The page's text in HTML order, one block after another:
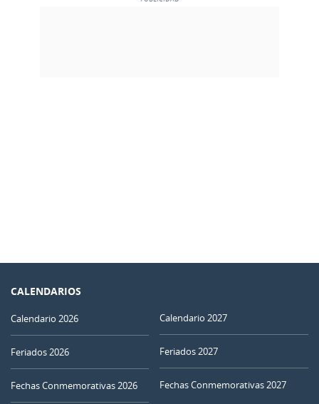
CALENDARIOS
Calendario 2026
Feriados 2026
Fechas Conmemorativas 2026
Calendario 2027
Feriados 2027
Fechas Conmemorativas 2027